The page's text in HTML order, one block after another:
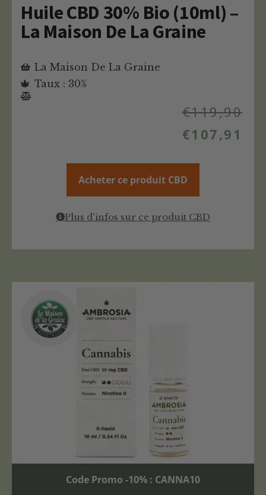
Huile CBD 30% Bio (10ml) –
La Maison De La Graine
La Maison De La Graine
Taux : 30%
€119,90
€107,91
Acheter ce produit CBD
Plus d'infos sur ce produit CBD
Code Promo -10% : CANNA10